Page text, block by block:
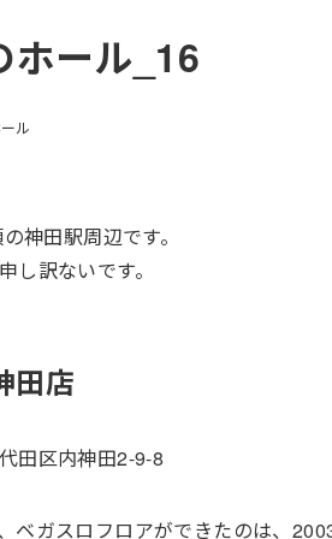
ホール_16
ル
神田駅周辺です。
し訳ないです。
田店
田区内神田2-9-8
ベガスロフロアができたのは、